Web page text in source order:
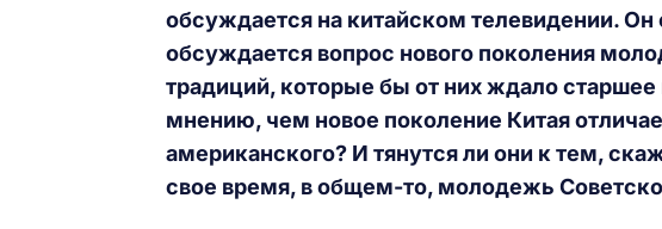
обсуждается на китайском телевидении. Он
обсуждается вопрос нового поколения
традиций, которые бы от них ждало
мнению, чем новое поколение Китая
американского? И тянутся ли они к тем,
свое время, в общем-то, молодежь